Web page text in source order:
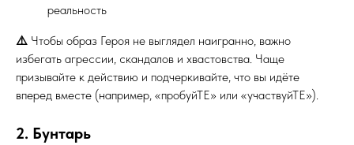
реальность
⚠️ Чтобы образ Героя не выглядел наигранно, важно
избегать агрессии, скандалов и хвастовства. Чаще
призывайте к действию и подчеркивайте, что вы идёте
вперед вместе (например, «пробуйТЕ» или «участвуйТЕ»).
2. Бунтарь